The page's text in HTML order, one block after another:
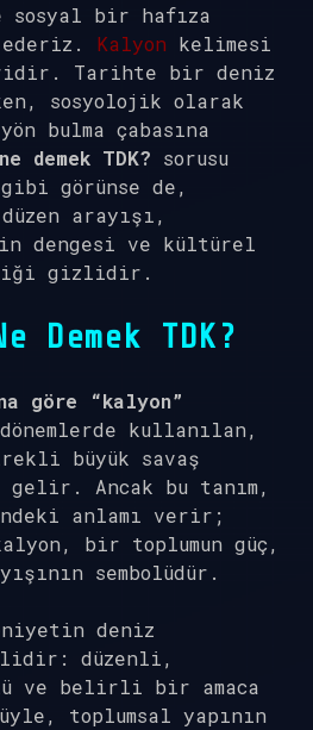
bir hafıza
ederiz. Kalyon kelimesi
Tarihte bir deniz
sosyolojik olarak
bulma çabasına
demek TDK? sorusu
görünse de,
arayışı,
dengesi ve kültürel
gizlidir.
Demek TDK?
göre
“kalyon”
kullanılan,
büyük savaş
gelir. Ancak bu tanım,
anlamı verir;
bir toplumun güç,
sembolüdür.
deniz
düzenli,
ve belirli bir amaca
toplumsal yapının